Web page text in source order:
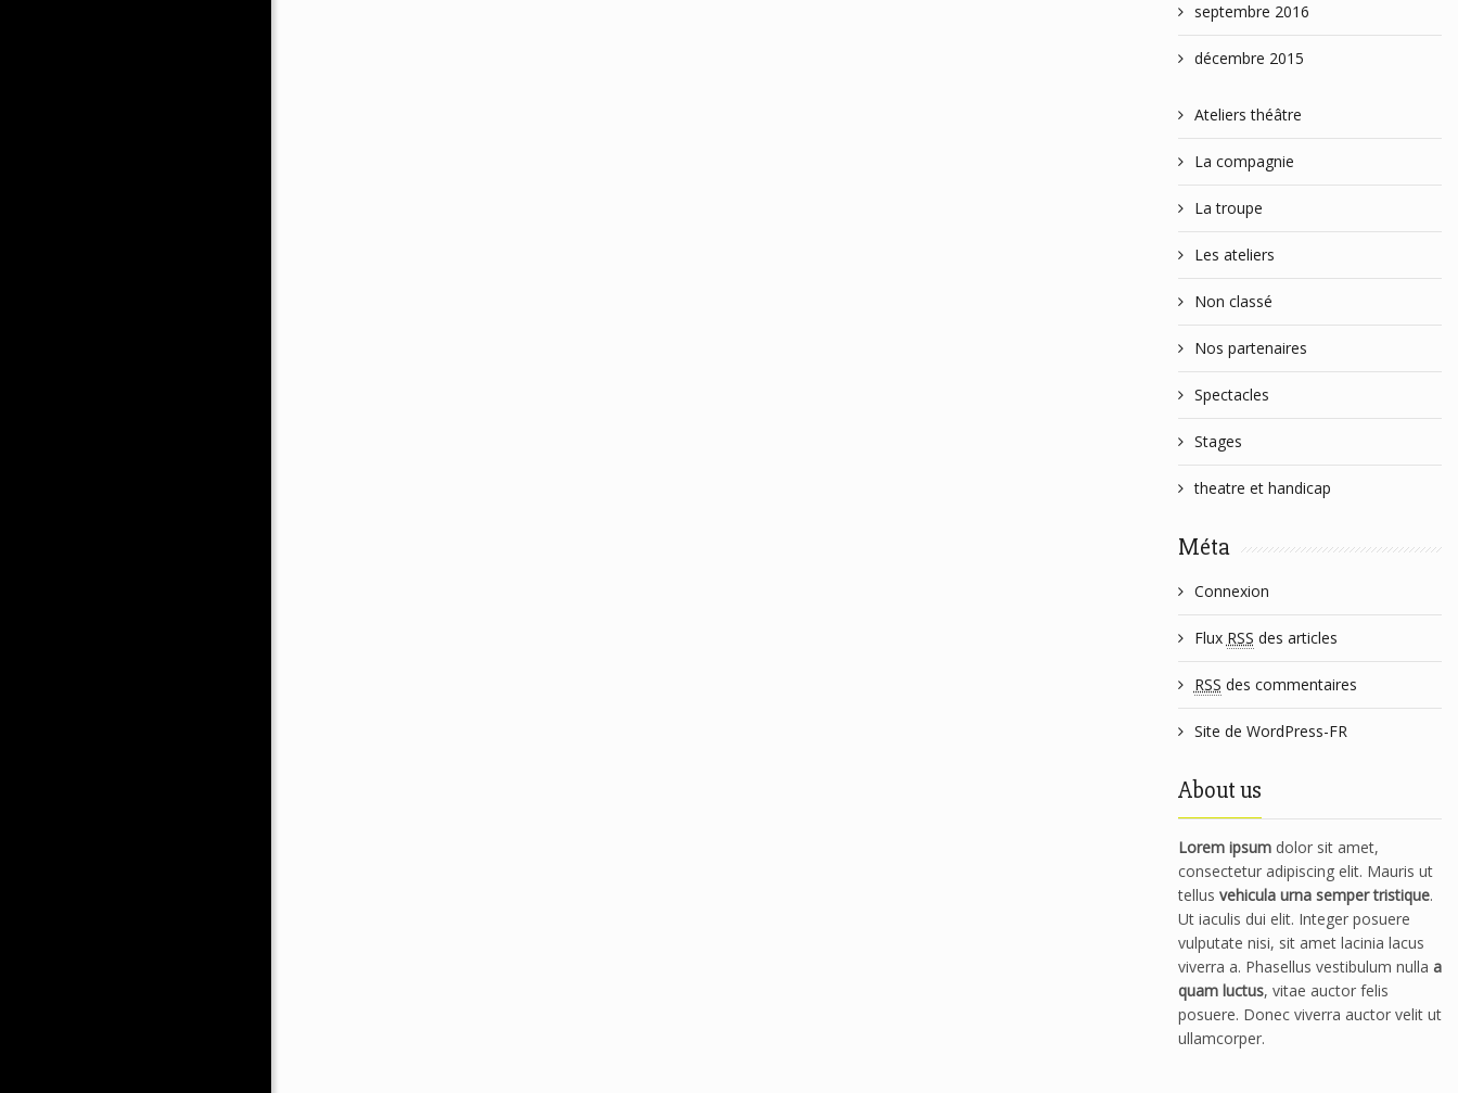
septembre 2016
décembre 2015
Ateliers théâtre
La compagnie
La troupe
Les ateliers
Non classé
Nos partenaires
Spectacles
Stages
theatre et handicap
Méta
Connexion
Flux RSS des articles
RSS des commentaires
Site de WordPress-FR
About us
Lorem ipsumdolor sit amet,
consectetur adipiscing elit. Mauris ut
tellus vehicula urna semper tristique.
Ut iaculis dui elit. Integer posuere
vulputate nisi, sit amet lacinia lacus
viverra a. Phasellus vestibulum nulla a
quam luctus, vitae auctor felis
posuere. Donec viverra auctor velit ut
ullamcorper.